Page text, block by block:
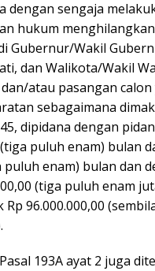
dengan sengaja
hukum
Gubernur/Wakil
dan Walikota/Wakil
atau pasangan
sebagaimana
dipidana dengan
puluh enam) bulan
puluh enam) bulan dan
(tiga puluh enam
96.000.000,00
193A ayat 2 juga